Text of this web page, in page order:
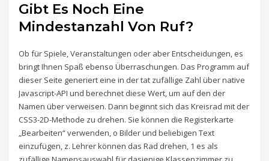
Gibt Es Noch Eine
Mindestanzahl Von Ruf?
Ob für Spiele, Veranstaltungen oder aber Entscheidungen, es
bringt Ihnen Spaß ebenso Überraschungen. Das Programm auf
dieser Seite generiert eine in der tat zufällige Zahl über native
Javascript-API und berechnet diese Wert, um auf den der
Namen über verweisen. Dann beginnt sich das Kreisrad mit der
CSS3-2D-Methode zu drehen. Sie können die Registerkarte
„Bearbeiten“ verwenden, o Bilder und beliebigen Text
einzufügen, z. Lehrer können das Rad drehen, 1 es als